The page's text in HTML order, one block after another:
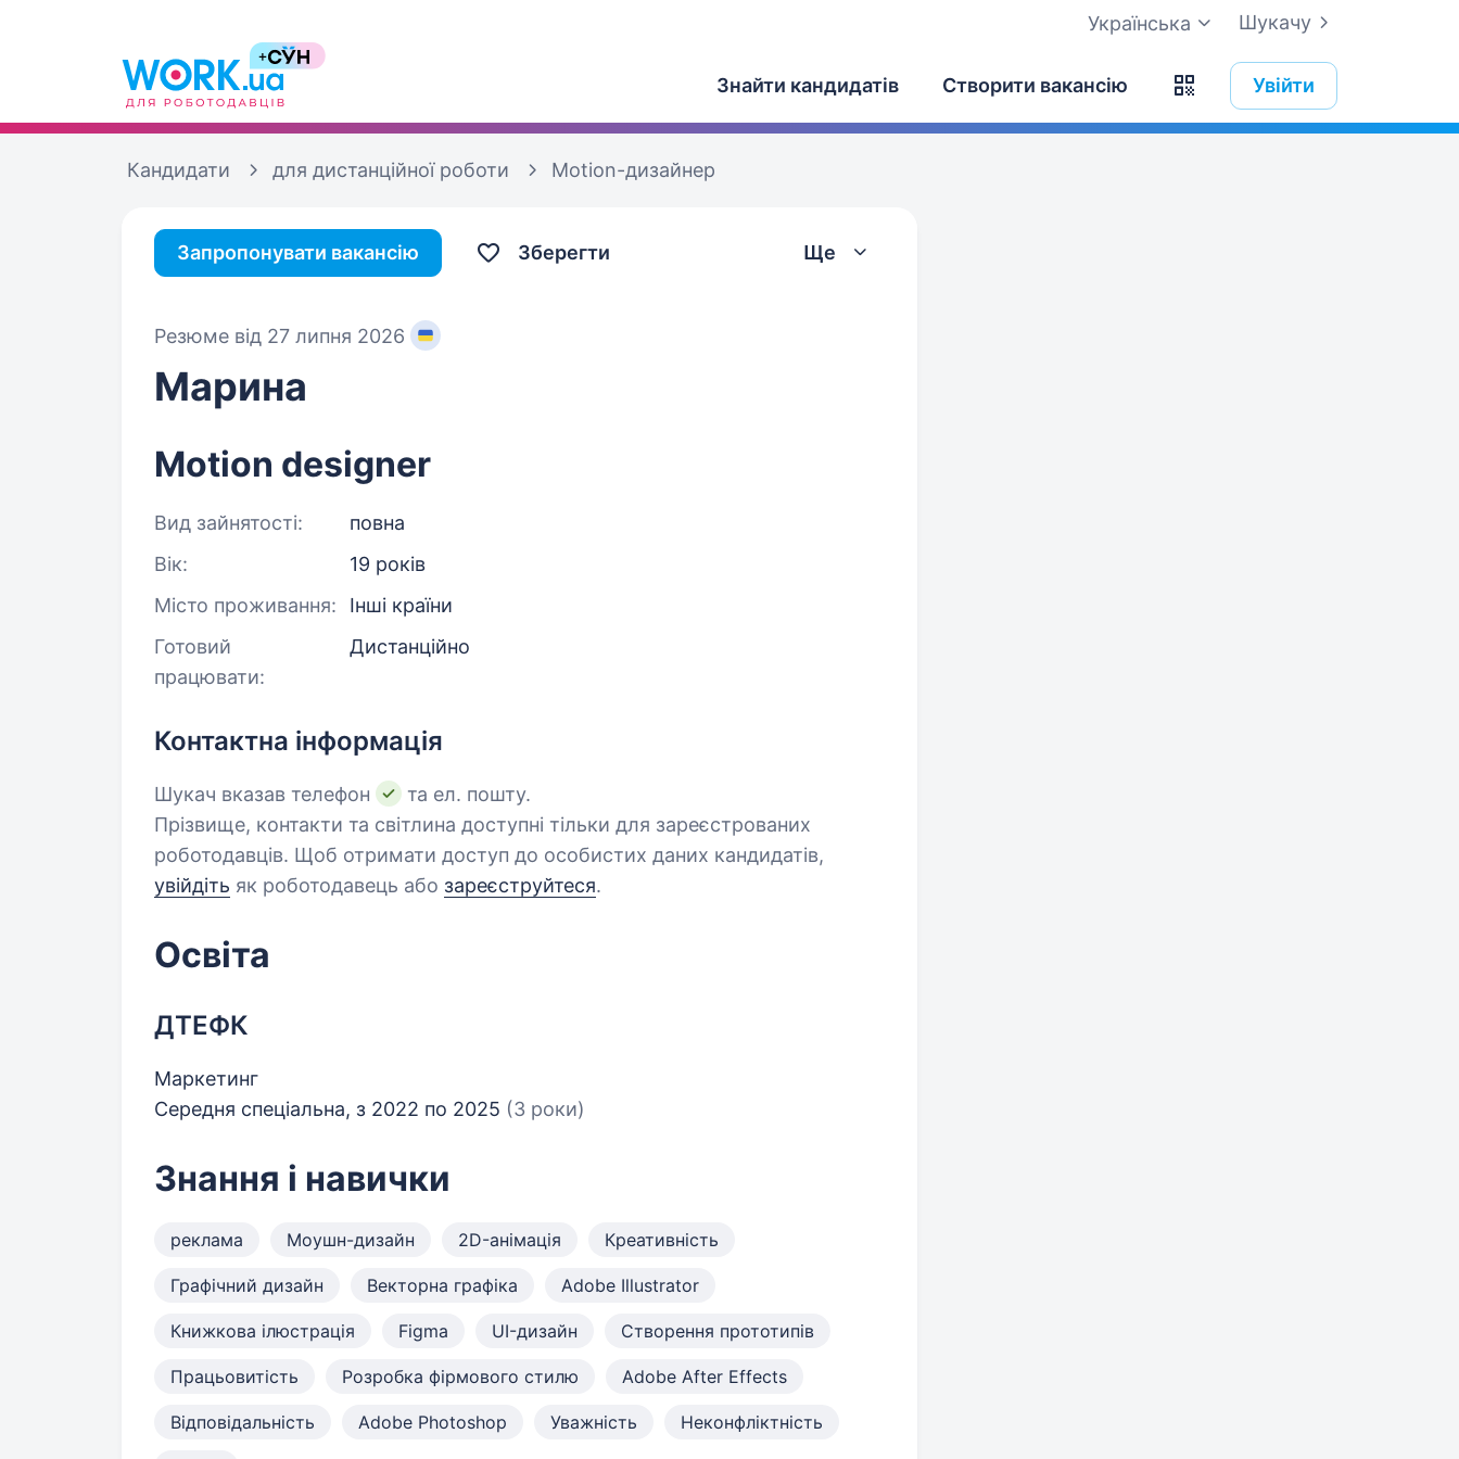
Шукачу
Українська
Знайти кандидатів Створити вакансію Увійти
Кандидати для дистанційної роботи Motion-дизайнер
Запропонувати вакансію Зберегти Ще
Резюме від 27 липня 2026
Марина
Motion designer
Вид зайнятості:
повна
Вік:
19 років
Місто проживання:
Інші країни
Готовий
працювати:
Дистанційно
Контактна інформація
Шукач вказав телефон
та ел. пошту.
Прізвище, контакти та світлина доступні тільки для зареєстрованих
роботодавців. Щоб отримати доступ до особистих даних кандидатів,
увійдіть як роботодавець або зареєструйтеся.
Освіта
ДТЕФК
Маркетинг
Середня спеціальна, з 2022 по 2025 (3 роки)
Знання і навички
реклама Моушн-дизайн 2D-анімація Креативність
Графічний дизайн Векторна графіка Adobe Illustrator
Книжкова ілюстрація Figma UI-дизайн Створення прототипів
Працьовитість Розробка фірмового стилю Adobe After Effects
Відповідальність Adobe Photoshop Уважність Неконфліктність